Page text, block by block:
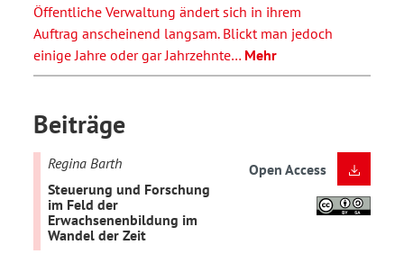
Öffentliche Verwaltung ändert sich in ihrem
Auftrag anscheinend langsam. Blickt man jedoch
einige Jahre oder gar Jahrzehnte… Mehr
Beiträge
Regina Barth
Steuerung und Forschung
im Feld der
Erwachsenenbildung im
Wandel der Zeit
Open Access